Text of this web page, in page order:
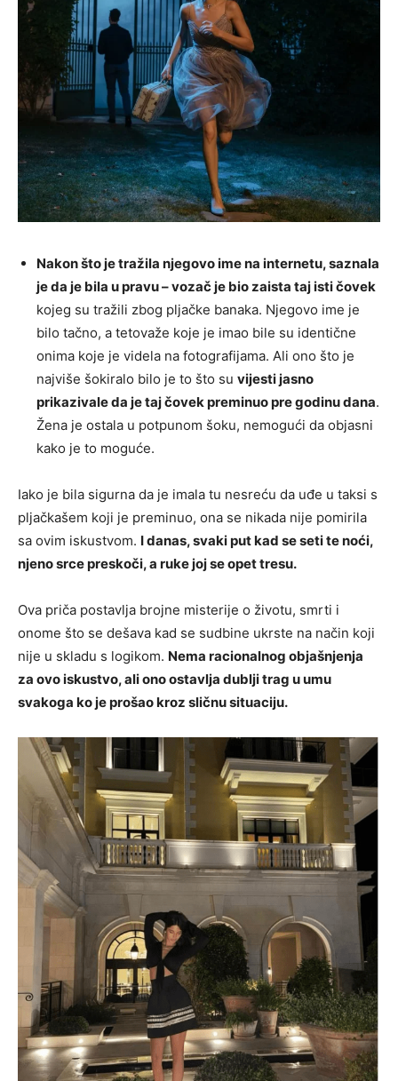
Nakon što je tražila njegovo ime na internetu, saznala
je da je bila u pravu – vozač je bio zaista taj isti čovek
kojeg su tražili zbog pljačke banaka. Njegovo ime je
bilo tačno, a tetovaže koje je imao bile su identične
onima koje je videla na fotografijama. Ali ono što je
najviše šokiralo bilo je to što su vijesti jasno
prikazivale da je taj čovek preminuo pre godinu dana.
Žena je ostala u potpunom šoku, nemogući da objasni
kako je to moguće.
Iako je bila sigurna da je imala tu nesreću da uđe u taksi s
pljačkašem koji je preminuo, ona se nikada nije pomirila
sa ovim iskustvom. I danas, svaki put kad se seti te noći,
njeno srce preskoči, a ruke joj se opet tresu.
Ova priča postavlja brojne misterije o životu, smrti i
onome što se dešava kad se sudbine ukrste na način koji
nije u skladu s logikom. Nema racionalnog objašnjenja
za ovo iskustvo, ali ono ostavlja dublji trag u umu
svakoga ko je prošao kroz sličnu situaciju.